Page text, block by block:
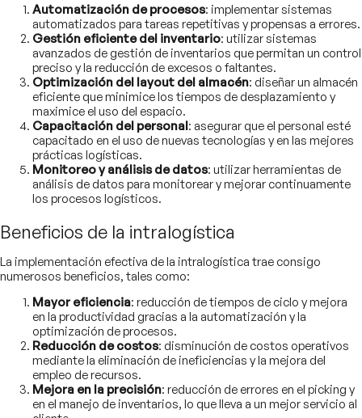
Automatización de procesos: implementar sistemas
automatizados para tareas repetitivas y propensas a errores.
Gestión eficiente del inventario: utilizar sistemas
avanzados de gestión de inventarios que permitan un control
preciso y la reducción de excesos o faltantes.
Optimización del layout del almacén: diseñar un almacén
eficiente que minimice los tiempos de desplazamiento y
maximice el uso del espacio.
Capacitación del personal: asegurar que el personal esté
capacitado en el uso de nuevas tecnologías y en las mejores
prácticas logísticas.
Monitoreo y análisis de datos: utilizar herramientas de
análisis de datos para monitorear y mejorar continuamente
los procesos logísticos.
Beneficios de la intralogística
La implementación efectiva de la intralogística trae consigo
numerosos beneficios, tales como:
Mayor eficiencia: reducción de tiempos de ciclo y mejora
en la productividad gracias a la automatización y la
optimización de procesos.
Reducción de costos: disminución de costos operativos
mediante la eliminación de ineficiencias y la mejora del
empleo de recursos.
Mejora en la precisión: reducción de errores en el picking y
en el manejo de inventarios, lo que lleva a un mejor servicio al